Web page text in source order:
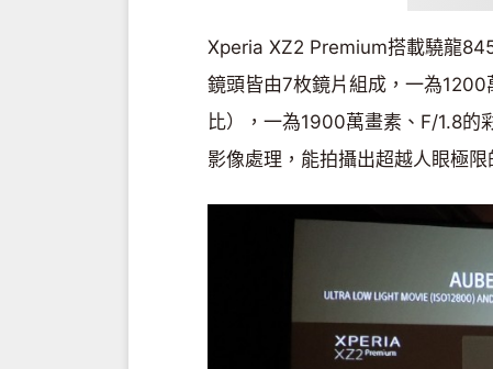
Xperia XZ2 Premium搭載驍龍
鏡頭皆由7枚鏡片組成，一為
比），一為1900萬畫素、F/1.8的
影像處理，能拍攝出超越人眼極